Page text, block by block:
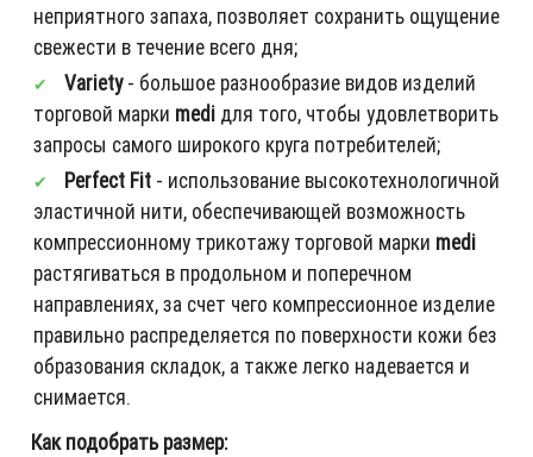
неприятного запаха, позволяет сохранить ощущение
свежести в течение всего дня;
Variety- большое разнообразие видов изделий
торговой марки medi для того, чтобы удовлетворить
запросы самого широкого круга потребителей;
Perfect Fit - использование высокотехнологичной
эластичной нити, обеспечивающей возможность
компрессионному трикотажу торговой марки medi
растягиваться в продольном и поперечном
направлениях, за счет чего компрессионное изделие
правильно распределяется по поверхности кожи без
образования складок, а также легко надевается и
снимается.
Как подобрать размер: